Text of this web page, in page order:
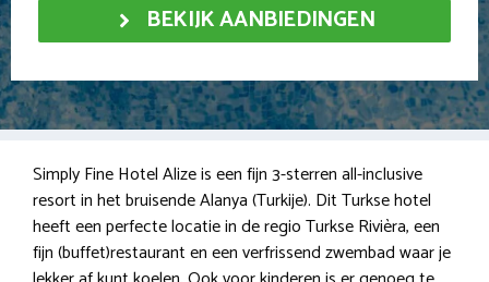
BEKIJK AANBIEDINGEN
Simply Fine Hotel Alize is een fijn 3-sterren all-inclusive
resort in het bruisende Alanya (Turkije). Dit Turkse hotel
heeft een perfecte locatie in de regio Turkse Rivièra, een
fijn (buffet)restaurant en een verfrissend zwembad waar je